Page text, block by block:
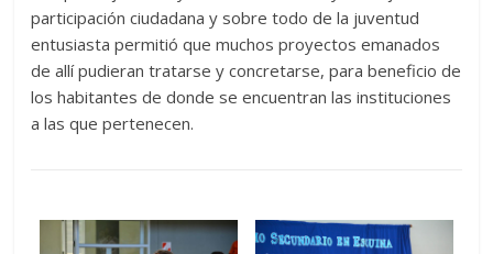
participación ciudadana y sobre todo de la juventud
entusiasta permitió que muchos proyectos emanados
de allí pudieran tratarse y concretarse, para beneficio de
los habitantes de donde se encuentran las instituciones
a las que pertenecen.